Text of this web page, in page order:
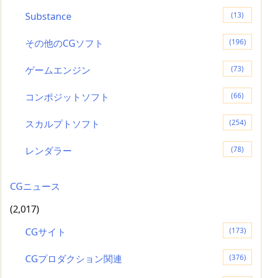
Substance (13)
その他のCGソフト (196)
ゲームエンジン (73)
コンポジットソフト (66)
スカルプトソフト (254)
レンダラー (78)
CGニュース
(2,017)
CGサイト
(173)
CGプロダクション関連 (376)